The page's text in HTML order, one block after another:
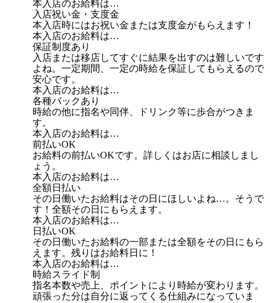
本入店のお給料は…
入店祝い金・支度金
本入店時にはお祝い金または支度金がもらえます！
本入店のお給料は…
保証制度あり
入店または移店してすぐに結果を出すのは難しいです
よね。一定期間、一定の時給を保証してもらえるので
安心です。
本入店のお給料は…
各種バックあり
時給の他に指名や同伴、ドリンク等に歩合がつきま
す。
本入店のお給料は…
前払いOK
お給料の前払いOKです。詳しくはお店に相談しまし
ょう。
本入店のお給料は…
全額日払い
その日働いたお給料はその日にほしいよね…。そうで
す！全額その日にもらえます。
本入店のお給料は…
日払いOK
その日働いたお給料の一部または全額をその日にもら
えます。残りはお給料日に！
本入店のお給料は…
時給スライド制
指名本数や売上、ポイントにより時給が変わります。
頑張った分は自分に返ってくる仕組みになっていま